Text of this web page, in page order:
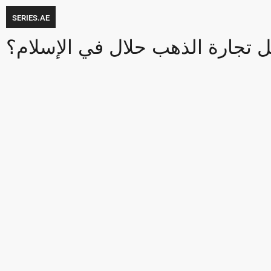
SERIES.AE
تجارة الذهب حلال في الإسلام؟